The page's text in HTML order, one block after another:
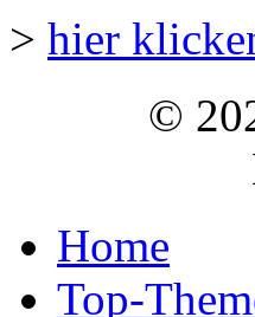
> hier
©
Home
Top-